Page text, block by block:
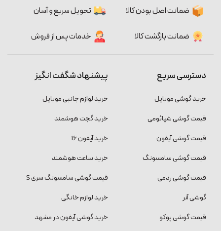
ضمانت اصل بودن کالا تحویل سریع و آسان
ضمانت بازگشت کالا خدمات پس از فروش
دسترسی سریع
خرید گوشی موبایل
قیمت گوشی شیائومی
قیمت گوشی آیفون
قیمت گوشی سامسونگ
قیمت گوشی ردمی
گوشی آنر
قیمت گوشی پوکو
پیشنهاد شگفت انگیز
خرید لوازم جانبی موبایل
خرید گجت هوشمند
خرید آیفون 16
خرید ساعت هوشمند
قیمت گوشی سامسونگ سری S
خرید لوازم خانگی
خرید گوشی آیفون در مشهد